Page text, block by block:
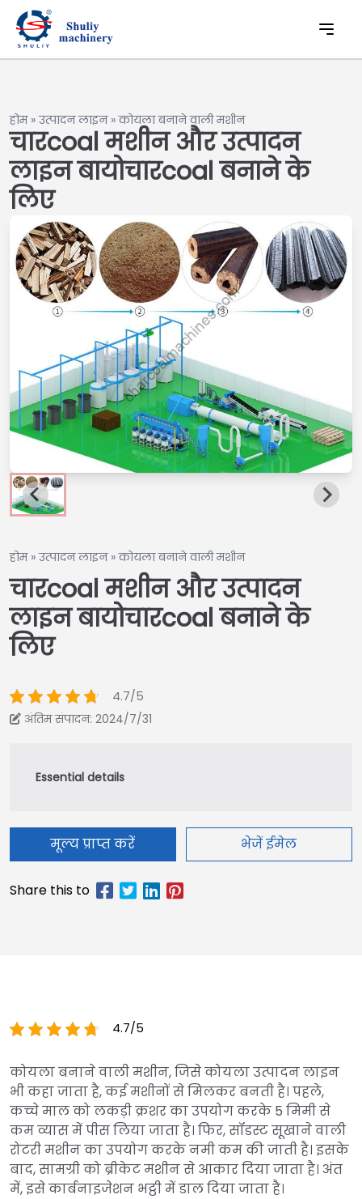
होम»उत्पादन लाइन»कोयला बनाने वाली मशीन
चारcoal मशीन और उत्पादन
लाइन बायोचारcoal बनाने के
लिए
होम»उत्पादन लाइन»कोयला बनाने वाली मशीन
चारcoal मशीन और उत्पादन
लाइन बायोचारcoal बनाने के
लिए
4.7/5
अंतिम संपादन: 2024/7/31
मूल्य प्राप्त करें भेजें ईमेल
4.7/5
कोयला बनाने वाली मशीन, जिसे कोयला उत्पादन लाइन
भी कहा जाता है, कई मशीनों से मिलकर बनती है। पहले,
कच्चे माल को लकड़ी क्रशर का उपयोग करके 5 मिमी से
कम व्यास में पीस लिया जाता है। फिर, सॉडस्ट सूखाने वाली
रोटरी मशीन का उपयोग करके नमी कम की जाती है। इसके
बाद, सामग्री को ब्रीकेट मशीन से आकार दिया जाता है। अंत
में, इसे कार्बनाइजेशन भट्ठी में डाल दिया जाता है।